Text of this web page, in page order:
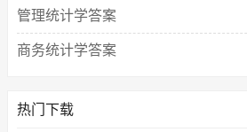
管理统计学答案
商务统计学答案
热门下载